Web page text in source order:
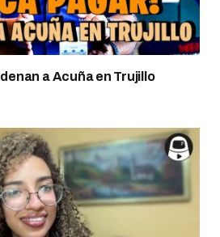
a Acuña en Trujillo